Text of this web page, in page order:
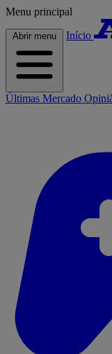
Menu principal
Abrir menu Início
Últimas Mercado